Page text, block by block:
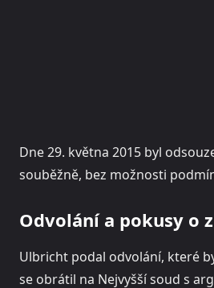
Dne 29. května 2015 byl
souběžně, bez možnosti
Odvolání a pokusy o
Ulbricht podal odvolání, které
se obrátil na Nejvyšší soud s